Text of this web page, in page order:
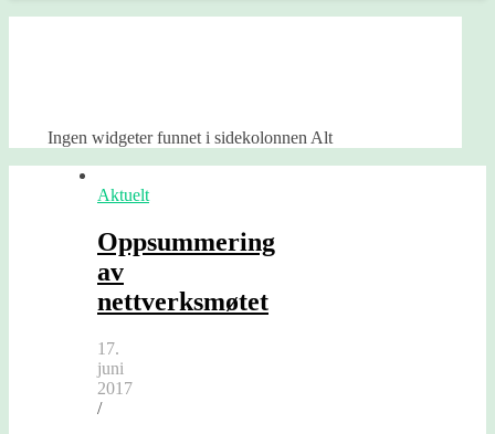
Ingen widgeter funnet i sidekolonnen Alt
Aktuelt
Oppsummering
av
nettverksmøtet
17.
juni
2017
/